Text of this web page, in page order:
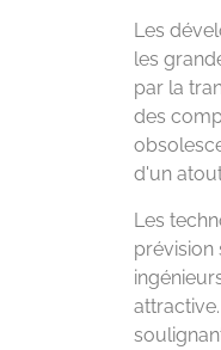
Les
les
par la
des
d'un
Les
prévision